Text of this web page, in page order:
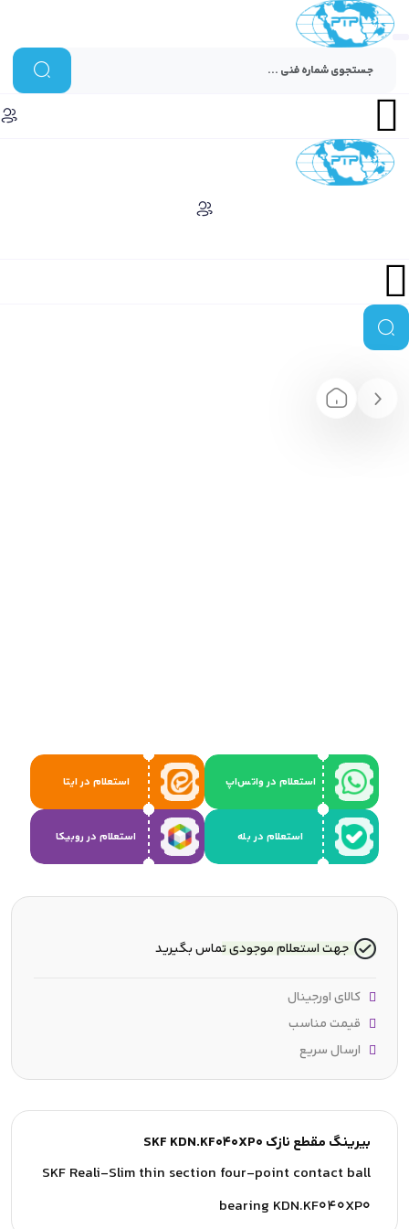
استعلام در واتس‌اپ استعلام در ایتا
استعلام در بله استعلام در روبیکا
بیرینگ مقطع نازک SKF KDN.KF040XP0
SKF Reali-Slim thin section four-point contact ball
bearing KDN.KF040XP0
جهت استعلام موجودی تماس بگیرید
کالای اورجینال
قیمت مناسب
ارسال سریع